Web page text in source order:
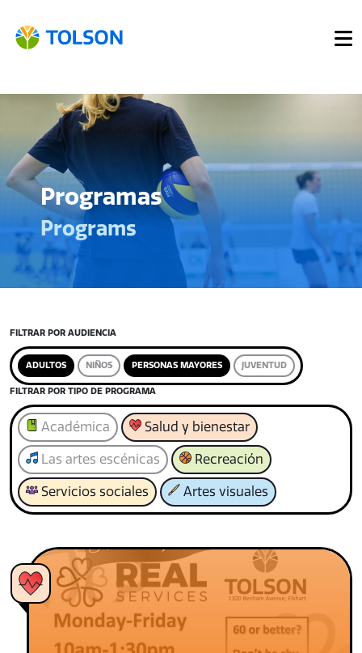
Programas
Programs
FILTRAR POR AUDIENCIA
ADULTOS NIÑOS PERSONAS MAYORES JUVENTUD
FILTRAR POR TIPO DE PROGRAMA
Académica Salud y bienestar
Las artes escénicas Recreación
Servicios sociales Artes visuales